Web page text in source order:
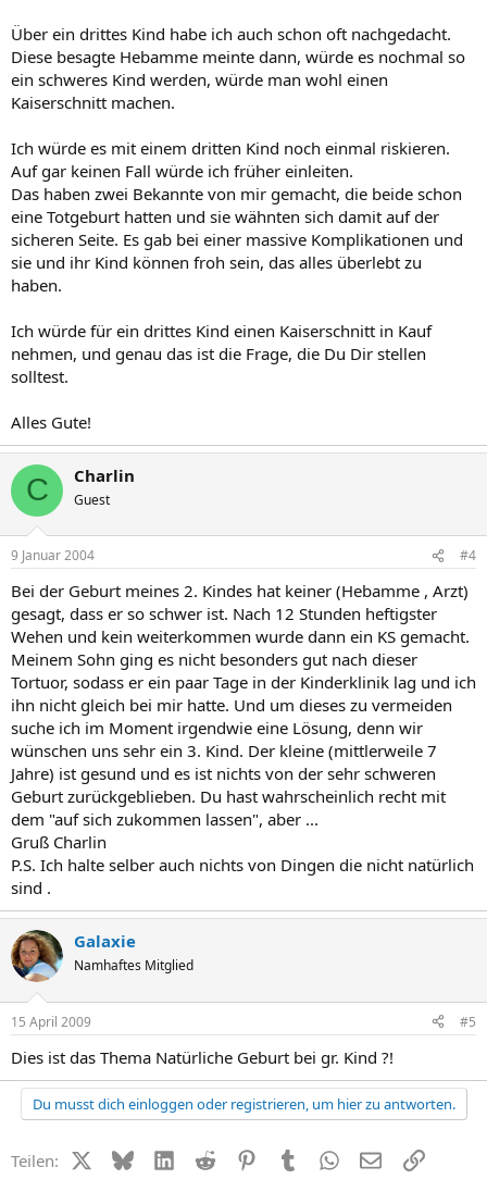
Über ein drittes Kind habe ich auch schon oft nachgedacht.
Diese besagte Hebamme meinte dann, würde es nochmal so
ein schweres Kind werden, würde man wohl einen
Kaiserschnitt machen.
Ich würde es mit einem dritten Kind noch einmal riskieren.
Auf gar keinen Fall würde ich früher einleiten.
Das haben zwei Bekannte von mir gemacht, die beide schon
eine Totgeburt hatten und sie wähnten sich damit auf der
sicheren Seite. Es gab bei einer massive Komplikationen und
sie und ihr Kind können froh sein, das alles überlebt zu
haben.
Ich würde für ein drittes Kind einen Kaiserschnitt in Kauf
nehmen, und genau das ist die Frage, die Du Dir stellen
solltest.
Alles Gute!
C Charlin
Guest
9 Januar 2004 #4
Bei der Geburt meines 2. Kindes hat keiner (Hebamme , Arzt)
gesagt, dass er so schwer ist. Nach 12 Stunden heftigster
Wehen und kein weiterkommen wurde dann ein KS gemacht.
Meinem Sohn ging es nicht besonders gut nach dieser
Tortuor, sodass er ein paar Tage in der Kinderklinik lag und ich
ihn nicht gleich bei mir hatte. Und um dieses zu vermeiden
suche ich im Moment irgendwie eine Lösung, denn wir
wünschen uns sehr ein 3. Kind. Der kleine (mittlerweile 7
Jahre) ist gesund und es ist nichts von der sehr schweren
Geburt zurückgeblieben. Du hast wahrscheinlich recht mit
dem "auf sich zukommen lassen", aber ...
Gruß Charlin
P.S. Ich halte selber auch nichts von Dingen die nicht natürlich
sind .
Galaxie
Namhaftes Mitglied
15 April 2009 #5
Dies ist das Thema Natürliche Geburt bei gr. Kind ?!
Du musst dich einloggen oder registrieren, um hier zu antworten.
Teilen: X (Twitter)
BlueskyLinkedIn
Reddit PinterestTumblr WhatsApp
E-MailLink